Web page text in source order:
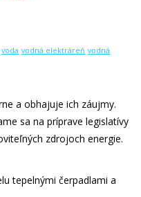
voda vodná elektráreň vodná
a obhajuje ich záujmy.
sa na príprave legislatívy
zdrojoch energie.